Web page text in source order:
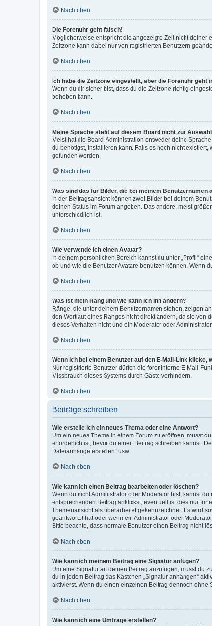
Nach oben
Die Forenuhr geht falsch!
Möglicherweise entspricht die angezeigte Zeit nicht deiner
Zeitzone kann dabei nur von registrierten Benutzern
Nach oben
Ich habe die Zeitzone eingestellt, aber die Forenuhr geht
Wenn du dir sicher bist, dass du die Zeitzone richtig
beheben kann.
Nach oben
Meine Sprache steht auf diesem Board nicht zur
Meist hat die Board-Administration entweder deine
du benötigst, installieren kann. Falls es noch nicht
gefunden werden.
Nach oben
Was sind das für Bilder, die bei meinem Benutzernamen
In der Beitragsansicht können zwei Bilder bei deinem
deinen Status im Forum angeben. Das andere, meist
unterschiedlich ist.
Nach oben
Wie verwende ich einen Avatar?
In deinem persönlichen Bereich kannst du unter „Profil“
ob und wie die Benutzer Avatare benutzen können. Wenn
Nach oben
Was ist mein Rang und wie kann ich ihn ändern?
Ränge, die unter deinem Benutzernamen stehen, zeigen
den Wortlaut eines Ranges nicht direkt ändern, da sie von
dieses Verhalten nicht und ein Moderator oder
Nach oben
Wenn ich bei einem Benutzer auf den E-Mail-Link klicke,
Nur registrierte Benutzer dürfen die foreninterne E-Mail-
Missbrauch dieses Systems durch Gäste verhindern.
Nach oben
Beiträge schreiben
Wie erstelle ich ein neues Thema oder eine Antwort?
Um ein neues Thema in einem Forum zu eröffnen, musst
erforderlich ist, bevor du einen Beitrag schreiben kannst.
Dateianhänge erstellen“ usw.
Nach oben
Wie kann ich einen Beitrag bearbeiten oder löschen?
Wenn du nicht Administrator oder Moderator bist, kannst
entsprechenden Beitrag anklickst; eventuell ist dies nur
Themenansicht als überarbeitet gekennzeichnet. Es wird
geantwortet hat oder wenn ein Administrator oder
Bitte beachte, dass normale Benutzer einen Beitrag nicht
Nach oben
Wie kann ich meinem Beitrag eine Signatur anfügen?
Um eine Signatur an deinen Beitrag anzufügen, musst du
du in jedem Beitrag das Kästchen „Signatur anhängen“
aktivierst. Wenn du einen einzelnen Beitrag dennoch ohne
Nach oben
Wie kann ich eine Umfrage erstellen?